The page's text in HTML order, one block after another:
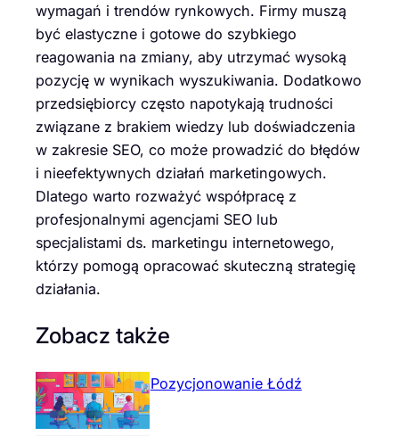
wymagań i trendów rynkowych. Firmy muszą
być elastyczne i gotowe do szybkiego
reagowania na zmiany, aby utrzymać wysoką
pozycję w wynikach wyszukiwania. Dodatkowo
przedsiębiorcy często napotykają trudności
związane z brakiem wiedzy lub doświadczenia
w zakresie SEO, co może prowadzić do błędów
i nieefektywnych działań marketingowych.
Dlatego warto rozważyć współpracę z
profesjonalnymi agencjami SEO lub
specjalistami ds. marketingu internetowego,
którzy pomogą opracować skuteczną strategię
działania.
Zobacz także
Pozycjonowanie Łódź